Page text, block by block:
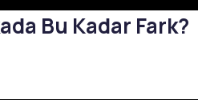
Bu Kadar Fark?